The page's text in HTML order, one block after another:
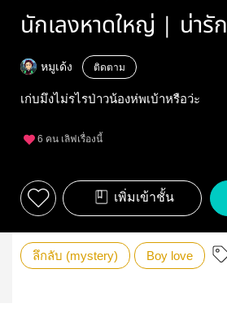
นักเลงหาดใหญ่ | น่ารัก
หมูเด้ง ติดตาม
เก่บมึงไม่รไรป่าวน้องห่พเบ้าหรือว่ะ
6 คน เลิฟเรื่องนี้
เพิ่มเข้าชั้น
ลึกลับ (mystery) Boy love